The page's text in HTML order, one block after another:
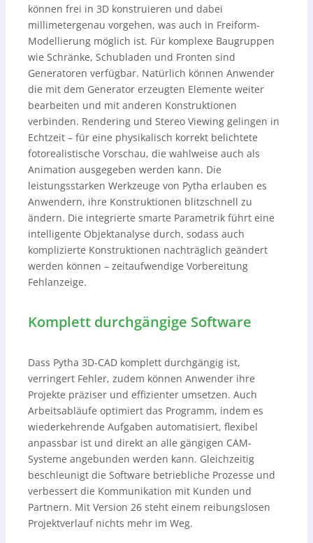
können frei in 3D konstruieren und dabei
millimetergenau vorgehen, was auch in Freiform-
Modellierung möglich ist. Für komplexe Baugruppen
wie Schränke, Schubladen und Fronten sind
Generatoren verfügbar. Natürlich können Anwender
die mit dem Generator erzeugten Elemente weiter
bearbeiten und mit anderen Konstruktionen
verbinden. Rendering und Stereo Viewing gelingen in
Echtzeit – für eine physikalisch korrekt belichtete
fotorealistische Vorschau, die wahlweise auch als
Animation ausgegeben werden kann. Die
leistungsstarken Werkzeuge von Pytha erlauben es
Anwendern, ihre Konstruktionen blitzschnell zu
ändern. Die integrierte smarte Parametrik führt eine
intelligente Objektanalyse durch, sodass auch
komplizierte Konstruktionen nachträglich geändert
werden können – zeitaufwendige Vorbereitung
Fehlanzeige.
Komplett durchgängige Software
Dass Pytha 3D-CAD komplett durchgängig ist,
verringert Fehler, zudem können Anwender ihre
Projekte präziser und effizienter umsetzen. Auch
Arbeitsabläufe optimiert das Programm, indem es
wiederkehrende Aufgaben automatisiert, flexibel
anpassbar ist und direkt an alle gängigen CAM-
Systeme angebunden werden kann. Gleichzeitig
beschleunigt die Software betriebliche Prozesse und
verbessert die Kommunikation mit Kunden und
Partnern. Mit Version 26 steht einem reibungslosen
Projektverlauf nichts mehr im Weg.